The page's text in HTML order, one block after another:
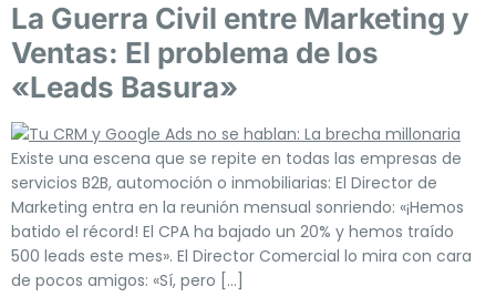
La Guerra Civil entre Marketing y
Ventas: El problema de los
«Leads Basura»
Existe una escena que se repite en todas las empresas de
servicios B2B, automoción o inmobiliarias: El Director de
Marketing entra en la reunión mensual sonriendo: «¡Hemos
batido el récord! El CPA ha bajado un 20% y hemos traído
500 leads este mes». El Director Comercial lo mira con cara
de pocos amigos: «Sí, pero […]